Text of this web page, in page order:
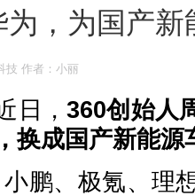
，为国产新
技 作者：小丽
日，360创始人
换成国产新能源
、极氪、理